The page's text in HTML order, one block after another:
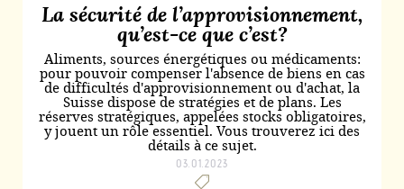
La sécurité de l’approvisionnement,
qu’est-ce que c’est?
Aliments, sources énergétiques ou médicaments:
pour pouvoir compenser l'absence de biens en cas
de difficultés d'approvisionnement ou d'achat, la
Suisse dispose de stratégies et de plans. Les
réserves stratégiques, appelées stocks obligatoires,
y jouent un rôle essentiel. Vous trouverez ici des
détails à ce sujet.
03.01.2023